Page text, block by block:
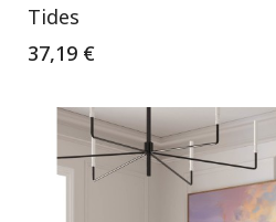
Tides
37,19 €